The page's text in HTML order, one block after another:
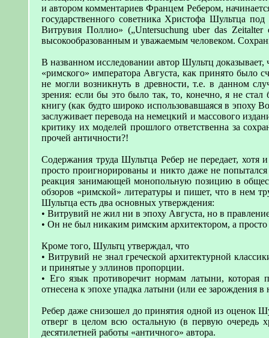
и автором комментариев Францем Ребером,
государственного советника Христофа Шультца
Витрувия Поллио» („Untersuchung uber das
высокообразованным и уважаемым человеком.
В названном исследовании автор Шультц
«римского» императора Августа, как принято было
не могли возникнуть в древности, т.е. в данном
зрения: если бы это было так, то, конечно, я не
книгу (как будто широко использовавшаяся в эпоху
заслуживает перевода на немецкий и массового
критику их моделей прошлого ответственна за
прочей античности?!
Содержания труда Шультца Ребер не передает, хотя
просто проигнорированы и никто даже не
реакция занимающей монопольную позицию в
обзоров «римской» литературы и пишет, что в нем
Шультца есть два основных утверждения:
• Витрувий не жил ни в эпоху Августа, но в
• Он не был никаким римским архитектором, а
Кроме того, Шультц утверждал, что
• Витрувий не знал греческой архитектурной
и принятые у эллинов пропорции.
• Его язык противоречит нормам латыни,
отнесена к эпохе упадка латыни (или ее зарождения
Ребер даже снизошел до принятия одной из оценок
отверг в целом всю остальную (в первую очередь
десятилетней работы «античного» автора.